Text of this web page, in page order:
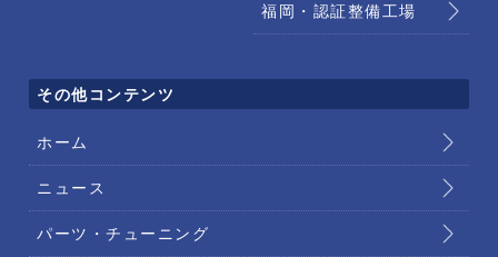
福岡・認証整備工場
その他コンテンツ
ホーム
ニュース
パーツ・チューニング